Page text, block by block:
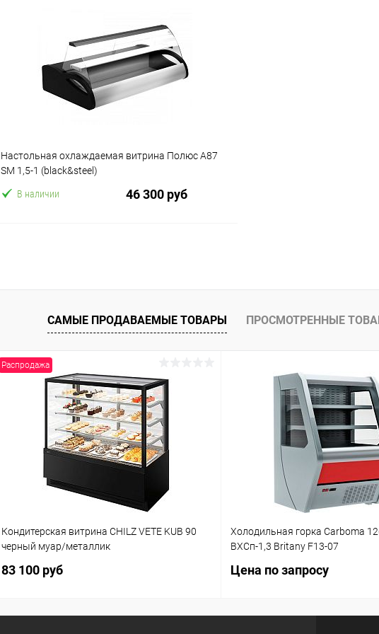
Купить в 1 клик Сравнение
В избранное
Настольная охлаждаемая витрина Полюс A87
SM 1,5-1 (black&steel)
В наличии 46 300 руб
Купить в 1 клик Сравнение
САМЫЕ ПРОДАВАЕМЫЕ ТОВАРЫ ПРОСМОТРЕННЫЕ
Распродажа
Кондитерская витрина CHILZ VETE KUB 90
черный муар/металлик
83 100 руб
Холодильная горка Carboma
ВХСп-1,3 Britany F13-07
Цена по запросу